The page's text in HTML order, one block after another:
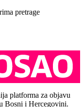
pretrage
platforma za objavu
Bosni i Hercegovini.